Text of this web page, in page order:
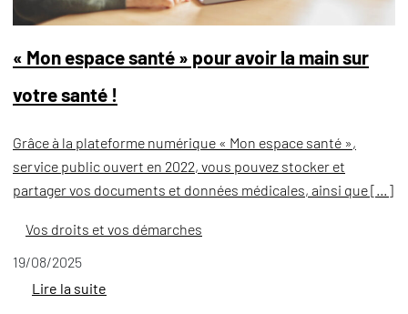
« Mon espace santé » pour avoir la main sur
votre santé !
Grâce à la plateforme numérique « Mon espace santé »,
service public ouvert en 2022, vous pouvez stocker et
partager vos documents et données médicales, ainsi que […]
Vos droits et vos démarches
19/08/2025
Lire la suite